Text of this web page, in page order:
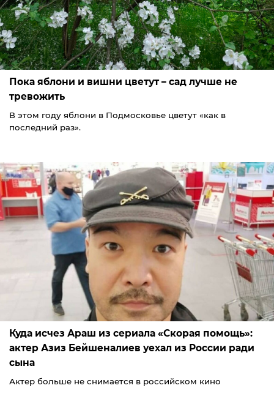
Пока яблони и вишни цветут – сад лучше не
тревожить
В этом году яблони в Подмосковье цветут «как в
последний раз».
Куда исчез Араш из сериала «Скорая помощь»:
актер Азиз Бейшеналиев уехал из России ради
сына
Актер больше не снимается в российском кино